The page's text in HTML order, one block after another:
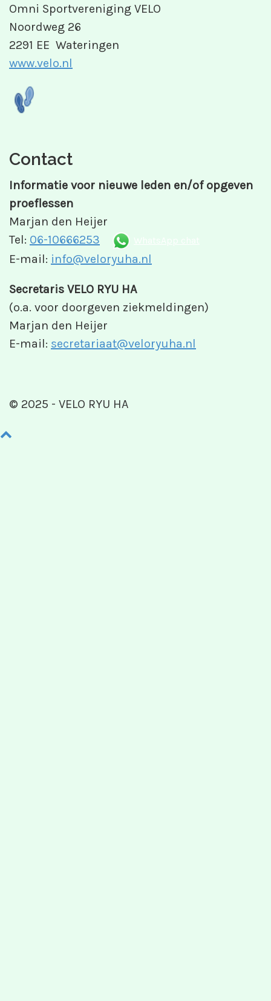
Omni Sportvereniging VELO
Noordweg 26
2291 EE Wateringen
www.velo.nl
Contact
Informatie voor nieuwe leden en/of opgeven
proeflessen
Marjan den Heijer
Tel: 06-10666253
E-mail: info@veloryuha.nl
Secretaris VELO RYU HA
(o.a. voor doorgeven ziekmeldingen)
Marjan den Heijer
E-mail: secretariaat@veloryuha.nl
© 2025 - VELO RYU HA